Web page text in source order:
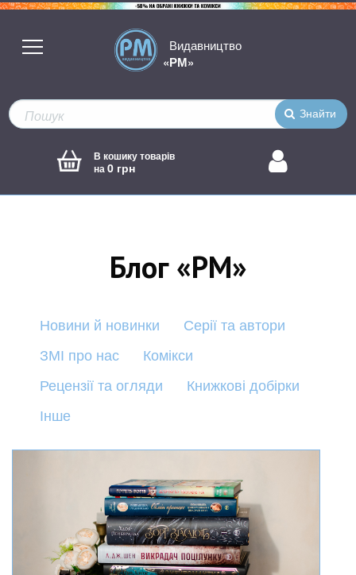
Видавництво
«РМ»
Знайти
В кошику товарів
на0 грн
Блог «РМ»
Новини й новинки
Серії та автори
ЗМІ про нас
Комікси
Рецензії та огляди
Книжкові добірки
Інше